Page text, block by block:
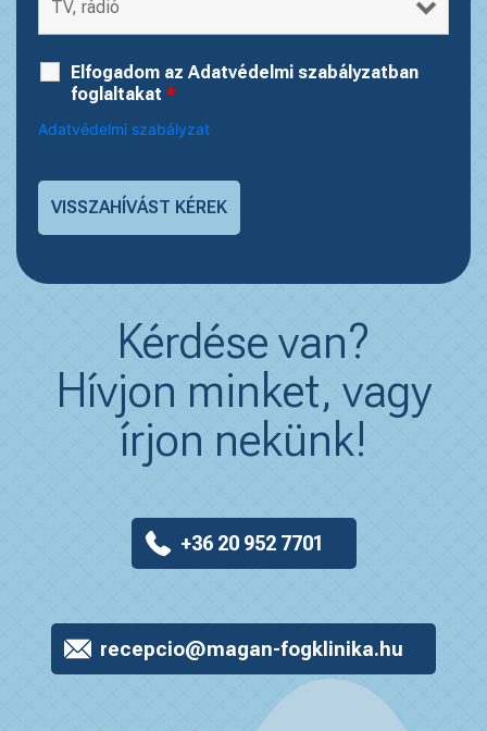
Elfogadom az Adatvédelmi szabályzatban
foglaltakat *
Adatvédelmi szabályzat
Kérdése van?
Hívjon minket, vagy
írjon nekünk!
+36 20 952 7701
recepcio@magan-fogklinika.hu